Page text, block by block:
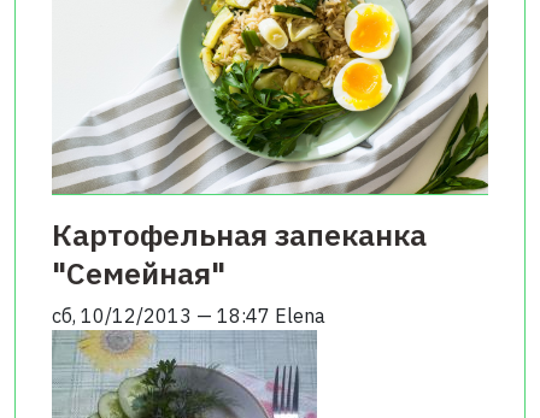
Картофельная запеканка
"Семейная"
сб, 10/12/2013 — 18:47 Elena